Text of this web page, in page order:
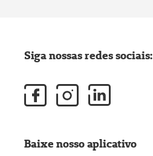
Siga nossas redes sociais:
Baixe nosso aplicativo